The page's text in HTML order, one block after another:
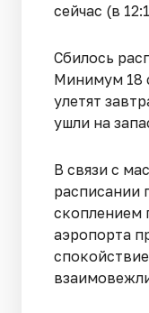
сейчас (в
Сбилось
Минимум 18
улетят
ушли на
В связи с
расписании
скоплением
аэропорта